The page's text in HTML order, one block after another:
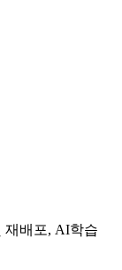
배포, AI학습